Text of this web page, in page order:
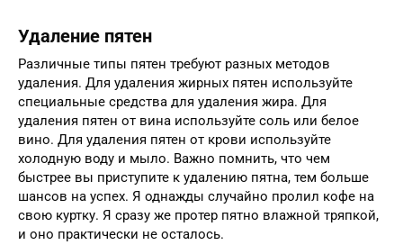
Удаление пятен
Различные типы пятен требуют разных методов
удаления. Для удаления жирных пятен используйте
специальные средства для удаления жира. Для
удаления пятен от вина используйте соль или белое
вино. Для удаления пятен от крови используйте
холодную воду и мыло. Важно помнить, что чем
быстрее вы приступите к удалению пятна, тем больше
шансов на успех. Я однажды случайно пролил кофе на
свою куртку. Я сразу же протер пятно влажной тряпкой,
и оно практически не осталось.